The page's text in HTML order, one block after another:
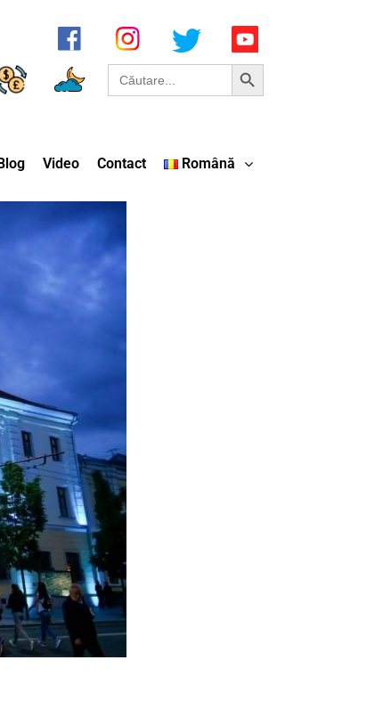
Search
for:
Search Button
Blog Video Contact Română